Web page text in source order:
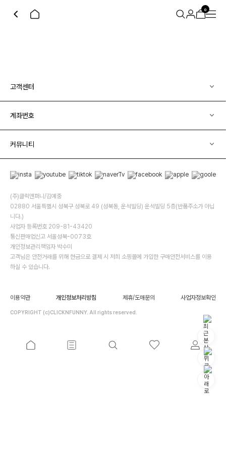
0
고객센터
계좌번호
커뮤니티
(주)클릭앤퍼니/김예중
02880 서울특별시 성북구 성북로 49 (성북동, 운석빌딩) 운석빌딩 5층(반품주소가 아닙
니다.)
사업자 등록번호 209-81-43420
통신판매업신고 서울성북-0073호
개인정보관리책임자 박수미
고객님은 안전거래를 위해 현금으로 결제 시 저희 소핑몰에 가입한 구매안전서비스를 이용
하실 수 있습니다.
이용약관 개인정보처리방침 제휴/도매문의 사업자정보확인
COPYRIGHT (c)CLICKNFUNNY. All rights reserved.